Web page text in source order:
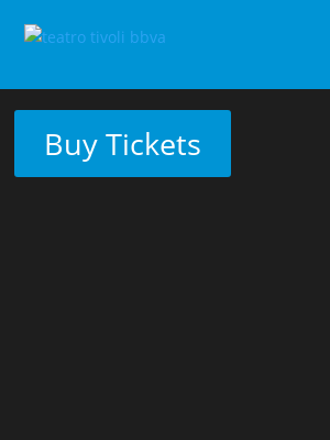
Buy Tickets